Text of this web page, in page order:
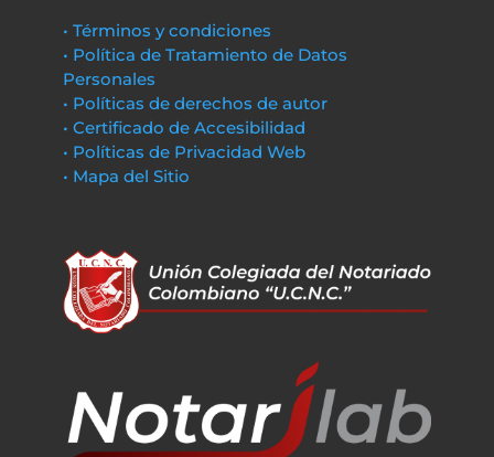
• Términos y condiciones
• Política de Tratamiento de Datos
Personales
• Políticas de derechos de autor
• Certificado de Accesibilidad
• Políticas de Privacidad Web
• Mapa del Sitio